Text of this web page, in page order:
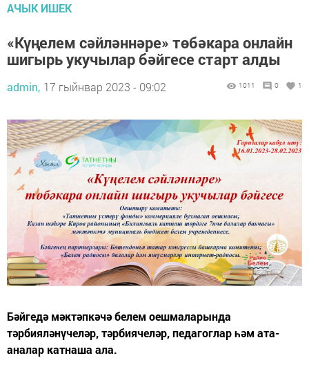
АЧЫК ИШЕК
«Күңелем сәйләннәре» төбәкара онлайн
шигырь укучылар бәйгесе старт алды
admin, 17 гыйнвар 2023 - 09:02 1011 0 1
Бәйгедә мәктәпкәчә белем оешмаларында
тәрбияләнүчеләр, тәрбиячеләр, педагоглар һәм ата-
аналар катнаша ала.